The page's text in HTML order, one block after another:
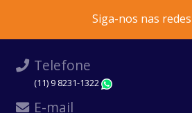
Siga-nos nas
Telefone
(11) 9 8231-1322
E-mail